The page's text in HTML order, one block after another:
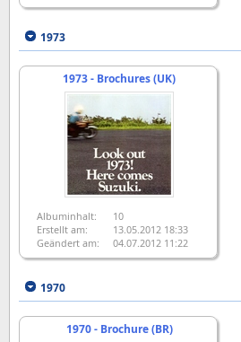
1973
1973 - Brochures (UK)
Albuminhalt:
10
Erstellt am:
13.05.2012 18:33
Geändert am:
04.07.2012 11:22
1970
1970 - Brochure (BR)